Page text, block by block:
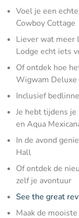
Voel je een
Cowboy Cottage
Liever wat meer
Lodge echt iets
Of ontdek hoe
Wigwam Deluxe
Inclusief
Je hebt tijdens
en Aqua
In de avond
Hall
Of ontdek de
zelf je avontuur
See the great
Maak de